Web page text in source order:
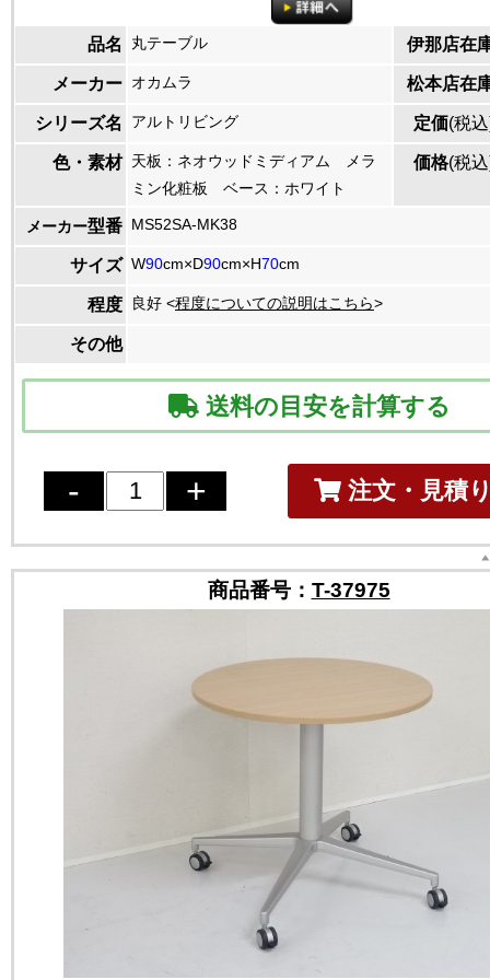
品名 丸テーブル 伊那店在
メーカー オカムラ 松本店在
シリーズ名 アルトリビング 定価(税
色・素材 天板：ネオウッドミディアム メラ
ミン化粧板 ベース：ホワイト
価格(税
メーカー型番 MS52SA-MK38
サイズ W90cm×D90cm×H70cm
程度 良好 <程度についての説明はこちら>
その他
送料の目安を計算する
注文・見積
商品番号： T-37975